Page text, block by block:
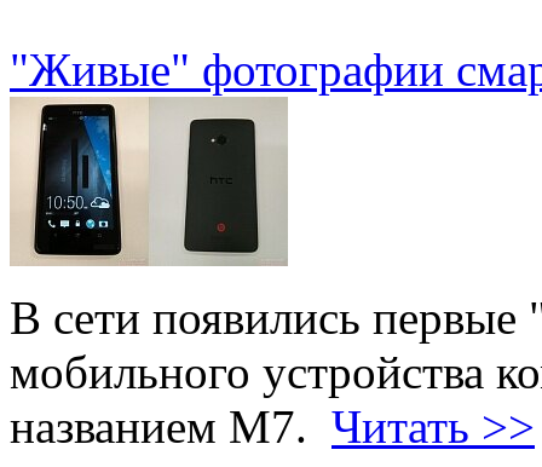
"Живые" фотографии
В сети появились
мобильного устройства
названием M7. Читать >>